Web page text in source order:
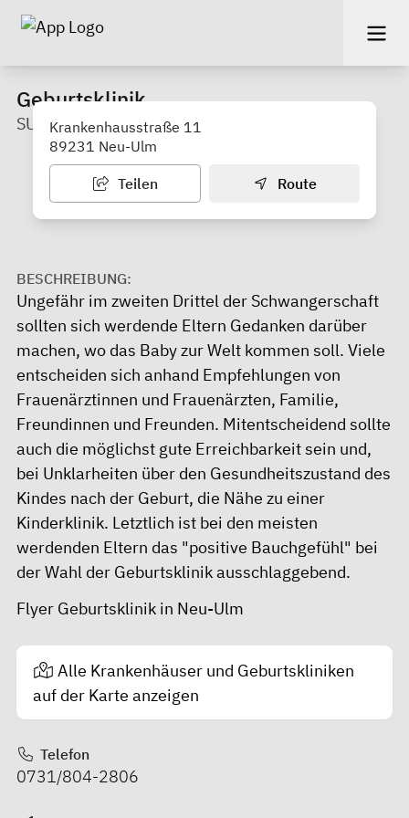
Geburtsklinik
SUAVIA Donauklinik Neu-Ulm
Krankenhausstraße 11
89231 Neu-Ulm
Teilen Route
BESCHREIBUNG:
Ungefähr im zweiten Drittel der Schwangerschaft
sollten sich werdende Eltern Gedanken darüber
machen, wo das Baby zur Welt kommen soll. Viele
entscheiden sich anhand Empfehlungen von
Frauenärztinnen und Frauenärzten, Familie,
Freundinnen und Freunden. Mitentscheidend sollte
auch die möglichst gute Erreichbarkeit sein und,
bei Unklarheiten über den Gesundheitszustand des
Kindes nach der Geburt, die Nähe zu einer
Kinderklinik. Letztlich ist bei den meisten
werdenden Eltern das "positive Bauchgefühl" bei
der Wahl der Geburtsklinik ausschlaggebend.
Flyer Geburtsklinik in Neu-Ulm
Alle Krankenhäuser und Geburtskliniken
auf der Karte anzeigen
Telefon
0731/804-2806